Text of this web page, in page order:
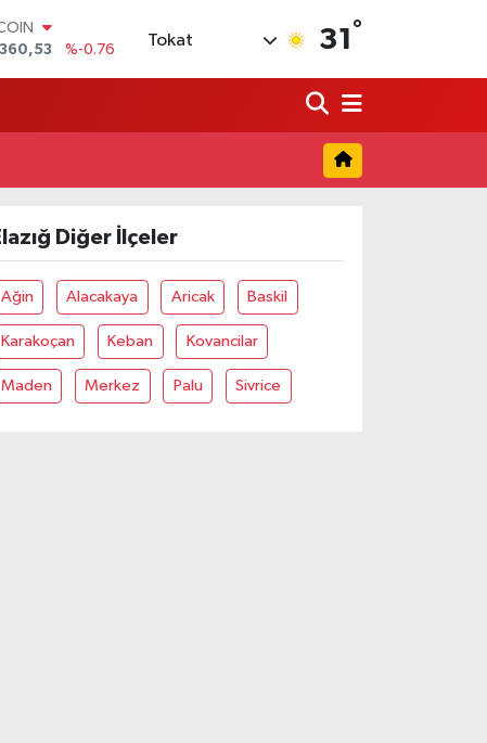
%-0.76
%0.01
%64
Tokat 31 °
Diğer İlçeler
Ağin Alacakaya Aricak Baskil
Karakoçan Keban Kovancilar
Maden Merkez Palu Sivrice